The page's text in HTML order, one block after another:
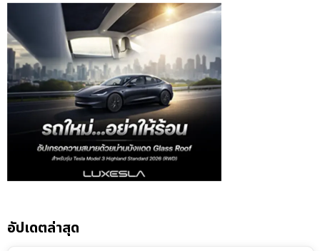
อัปเดตล่าสุด